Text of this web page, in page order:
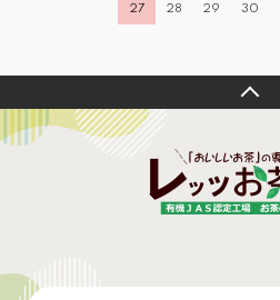
27 28 29 30